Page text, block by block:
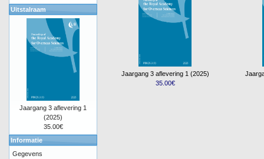
Jaargang 3 aflevering 1 (2025)
35.00€
Uitstalraam
Jaargang 3 aflevering 1
(2025)
35.00€
Informatie
Gegevens